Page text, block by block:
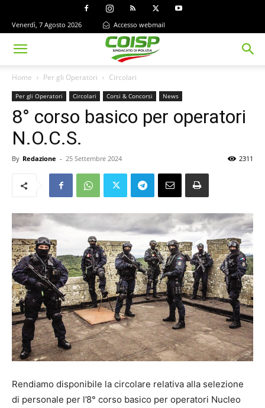
Venerdì, 7 Agosto 2026 Accesso webmail
Home Per gli Operatori Circolari
Per gli Operatori Circolari Corsi & Concorsi News
8° corso basico per operatori
N.O.C.S.
By Redazione - 25 Settembre 2024 2311
Rendiamo disponibile la circolare relativa alla selezione
di personale per l’8° corso basico per operatori Nucleo